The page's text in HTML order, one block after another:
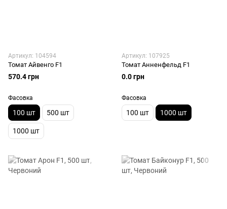
Артикул: 104594
Томат Айвенго F1
570.4 грн
Фасовка
100 шт 500 шт
1000 шт
Артикул: 107925
Томат Анненфельд F1
0.0 грн
Фасовка
100 шт 1000 шт